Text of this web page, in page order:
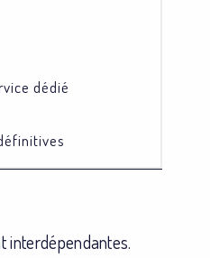
dédié
interdépendantes.